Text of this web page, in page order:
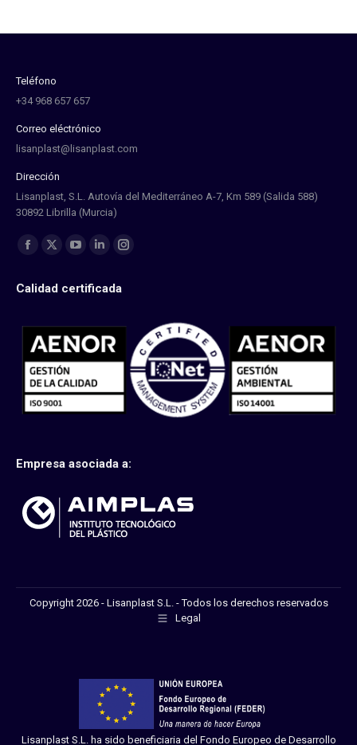
Teléfono
+34 968 657 657
Correo eléctrónico
lisanplast@lisanplast.com
Dirección
Lisanplast, S.L. Autovía del Mediterráneo A-7, Km 589 (Salida 588)
30892 Librilla (Murcia)
Find us on:
opens
new
opens
new
opens
new
Linkedin
opens
new
window
Instagram
new
window
Calidad certificada
Empresa asociada a:
Copyright 2026 - Lisanplast S.L. - Todos los derechos reservados
Legal
Lisanplast S.L. ha sido beneficiaria del Fondo Europeo de Desarrollo